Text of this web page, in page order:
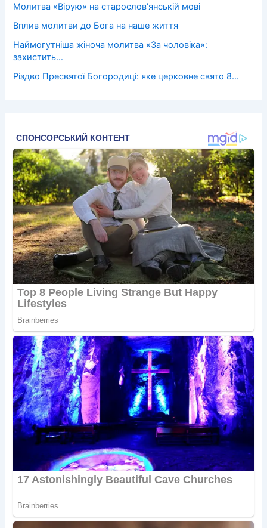
Молитва «Вірую» на старослов’янській мові
Вплив молитви до Бога на наше життя
Наймогутніша жіноча молитва «За чоловіка»:
захистить…
Різдво Пресвятої Богородиці: яке церковне свято 8…